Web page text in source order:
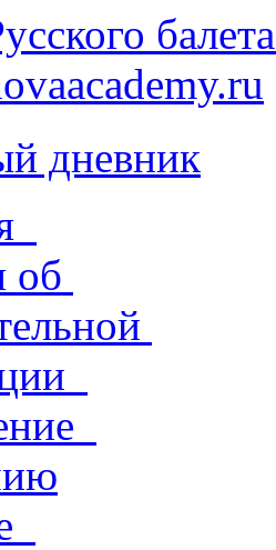
дневник
об